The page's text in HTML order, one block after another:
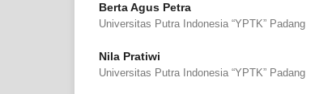
Berta Agus Petra
Universitas Putra Indonesia “YPTK” Padang
Nila Pratiwi
Universitas Putra Indonesia “YPTK” Padang